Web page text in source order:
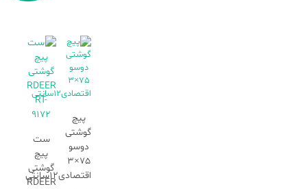
پیچ
گوشتی
دوسو
75×3
اقتصادی12سانتی
ست
پیچ
گوشتی
RDEER